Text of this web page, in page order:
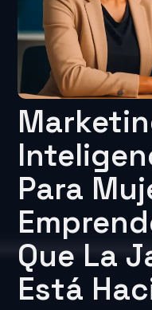
Para
Que La
Está